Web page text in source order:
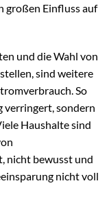
großen Einfluss auf
und die Wahl von
sind weitere
So
verringert, sondern
Haushalte sind
nicht bewusst und
nicht voll